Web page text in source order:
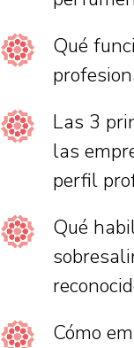
Qué
Las 3
las
perfil
Qué
Cómo